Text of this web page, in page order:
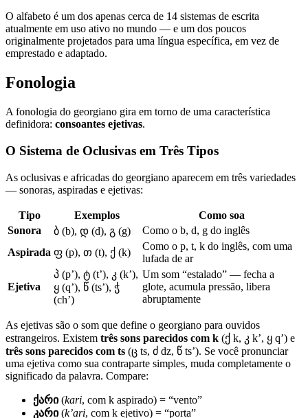
O alfabeto é um dos apenas cerca de 14 sistemas de escrita
atualmente em uso ativo no mundo — e um dos poucos
originalmente projetados para uma língua específica, em vez de
emprestado e adaptado.
Fonologia
A fonologia do georgiano gira em torno de uma característica
definidora: consoantes ejetivas.
O Sistema de Oclusivas em Três Tipos
As oclusivas e africadas do georgiano aparecem em três variedades
— sonoras, aspiradas e ejetivas:
Tipo Exemplos
Como soa
Sonora
ბ (b), დ (d), გ (g)
Como o b, d, g do inglês
Aspirada ფ (p), თ (t), ქ (k)
Como o p, t, k do inglês, com uma
lufada de ar
Ejetiva
პ (p’), ტ (t’), კ (k’),
ყ (q’), წ (ts’), ჭ
(ch’)
Um som “estalado” — fecha a
glote, acumula pressão, libera
abruptamente
As ejetivas são o som que define o georgiano para ouvidos
estrangeiros. Existem três sons parecidos com k (ქ k, კ k’, ყ q’) e
três sons parecidos com ts (ც ts, ძ dz, წ ts’). Se você pronunciar
uma ejetiva como sua contraparte simples, muda completamente o
significado da palavra. Compare:
ქარი(kari, com k aspirado) = “vento”
კარი(k’ari, com k ejetivo) = “porta”